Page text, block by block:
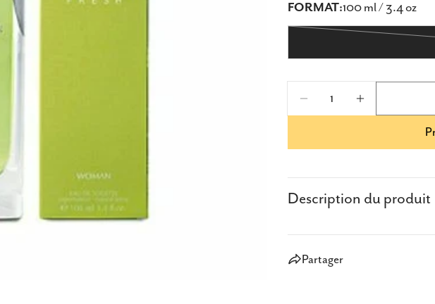
FORMAT:100 ml / 3.4 oz
Quantité
Diminuer La
Description du produit
Partager